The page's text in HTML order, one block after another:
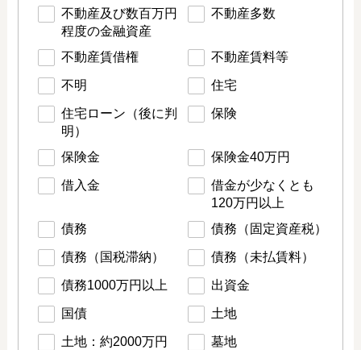
不動産及び数百万円
程度の金融資産
不動産多数
不動産賃借権 不動産賃料等
不明 住宅
住宅ローン（後に判
明）
保険
保険金 保険金40万円
借入金
借金が少なくとも
120万円以上
債務
債務（固定資産税）
債務（国税滞納） 債務（未払賃料）
債務1000万円以上 出資金
国債 土地
土地：約2000万円 墓地